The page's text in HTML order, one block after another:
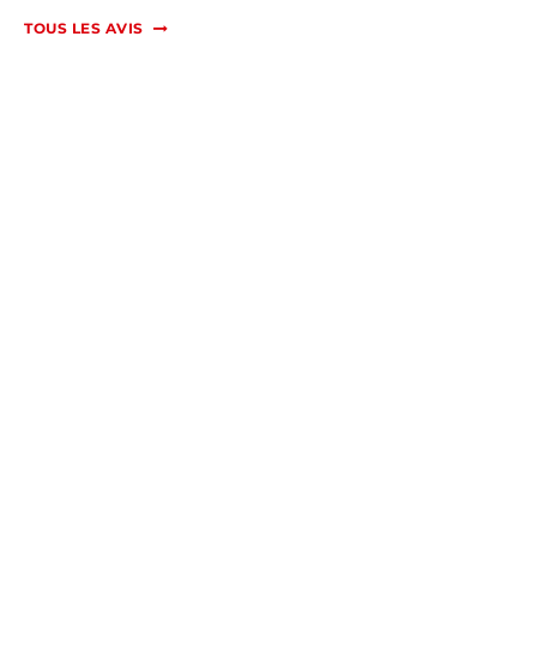
TOUS LES AVIS